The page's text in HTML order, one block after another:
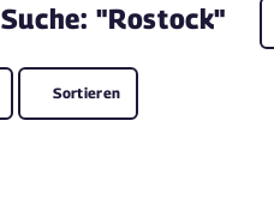
Suche: "Rostock"
Sortieren